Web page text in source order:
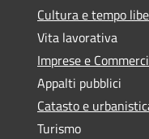
Cultura e tempo
Vita lavorativa
Imprese e
Appalti pubblici
Catasto e
Turismo